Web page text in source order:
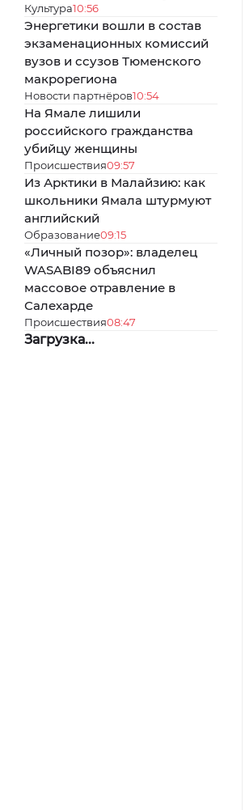
Культура10:56
Энергетики вошли в состав
экзаменационных комиссий
вузов и ссузов Тюменского
макрорегиона
Новости партнёров10:54
На Ямале лишили
российского гражданства
убийцу женщины
Происшествия09:57
Из Арктики в Малайзию: как
школьники Ямала штурмуют
английский
Образование09:15
«Личный позор»: владелец
WASABI89 объяснил
массовое отравление в
Салехарде
Происшествия08:47
Загрузка...